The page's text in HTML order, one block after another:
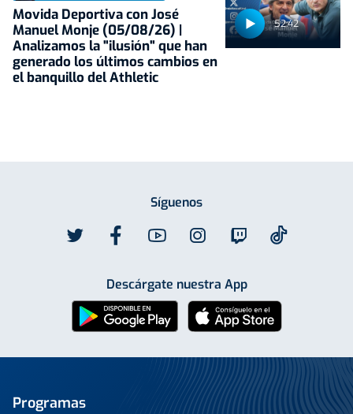
52:42
Movida Deportiva con José
Manuel Monje (05/08/26) |
Analizamos la "ilusión" que han
generado los últimos cambios en
el banquillo del Athletic
Síguenos
Descárgate nuestra App
Programas